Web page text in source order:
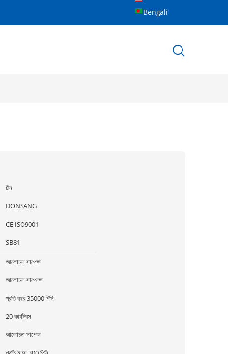
Bengali
চীন
DONSANG
CE ISO9001
SB81
আলোচনা সাপেক্ষ
আলোচনা সাপেক্ষে
প্রতি বছর 35000 পিসি
20 কার্যদিবস
আলোচনা সাপেক্ষ